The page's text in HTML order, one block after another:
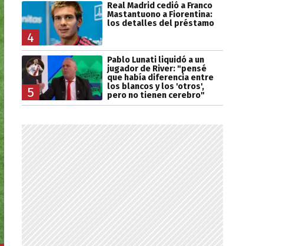
4
Real Madrid cedió a Franco
Mastantuono a Fiorentina:
los detalles del préstamo
5
Pablo Lunati liquidó a un
jugador de River: "pensé
que había diferencia entre
los blancos y los 'otros',
pero no tienen cerebro"